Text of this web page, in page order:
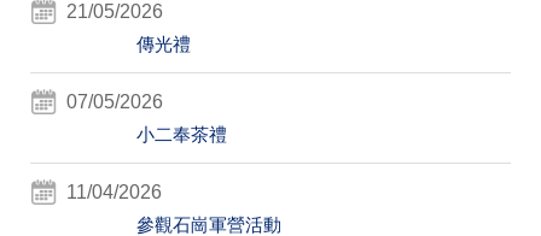
21/05/2026
傳光禮
07/05/2026
小二奉茶禮
11/04/2026
參觀石崗軍營活動